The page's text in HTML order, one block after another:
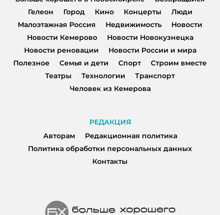
Гелеон
Город Кино Концерты
Люди
Малоэтажная Россия
Недвижимость
Новости
Новости Кемерово
Новости Новокузнецка
Новости реновации
Новости России и мира
Полезное
Семья и дети Спорт
Строим вместе
Театры
Технологии
Транспорт
Человек из Кемерова
РЕДАКЦИЯ
Авторам
Редакционная политика
Политика обработки персональных данных
Контакты